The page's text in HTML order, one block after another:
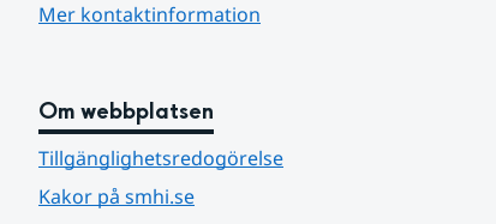
Mer kontaktinformation
Om webbplatsen
Tillgänglighetsredogörelse
Kakor på smhi.se